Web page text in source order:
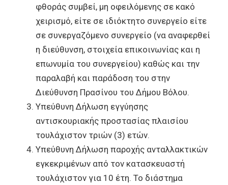
φθοράς συμβεί, μη οφειλόμενης σε κακό
χειρισμό, είτε σε ιδιόκτητο συνεργείο είτε
σε συνεργαζόμενο συνεργείο (να αναφερθεί
η διεύθυνση, στοιχεία επικοινωνίας και η
επωνυμία του συνεργείου) καθώς και την
παραλαβή και παράδοση του στην
Διεύθυνση Πρασίνου του Δήμου Βόλου.
Υπεύθυνη Δήλωση εγγύησης
αντισκουριακής προστασίας πλαισίου
τουλάχιστον τριών (3) ετών.
Υπεύθυνη Δήλωση παροχής ανταλλακτικών
εγκεκριμένων από τον κατασκευαστή
τουλάχιστον για 10 έτη. Το διάστημα